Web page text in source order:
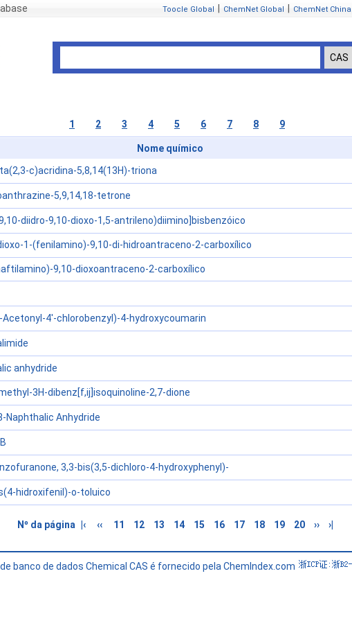
Toocle Global ChemNet Global ChemNet China
1
2 3 4 5 6 7 8 9
Nome químico
c)acridina-5,8,14(13H)-triona
5,9,14,18-tetrone
diidro-9,10-dioxo-1,5-antrileno)diimino]bisbenzóico
1-(fenilamino)-9,10-di-hidroantraceno-2-carboxílico
9,10-dioxoantraceno-2-carboxílico
Acetonyl-4'-chlorobenzyl)-4-hydroxycoumarin
anhydride
3H-dibenz[f,ij]isoquinoline-2,7-dione
Naphthalic Anhydride
3,3-bis(3,5-dichloro-4-hydroxyphenyl)-
hidroxifenil)-o-toluico
Nº da página |‹ ‹‹ 11 12 13 14 15 16 17 18 19 20 ›› ›|
banco de dados Chemical CAS é fornecido pela ChemIndex.com